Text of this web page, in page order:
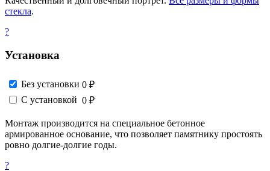
стекла.
?
Установка
Без установки 0 ₽
С установкой 0 ₽
Монтаж производится на специальное бетонное
армированное основание, что позволяет памятнику простоять
ровно долгие-долгие годы.
?